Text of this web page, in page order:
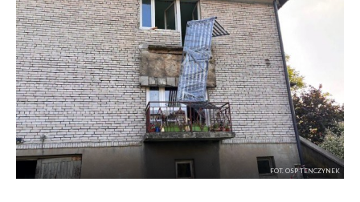
FOT. OSP TENCZYNEK